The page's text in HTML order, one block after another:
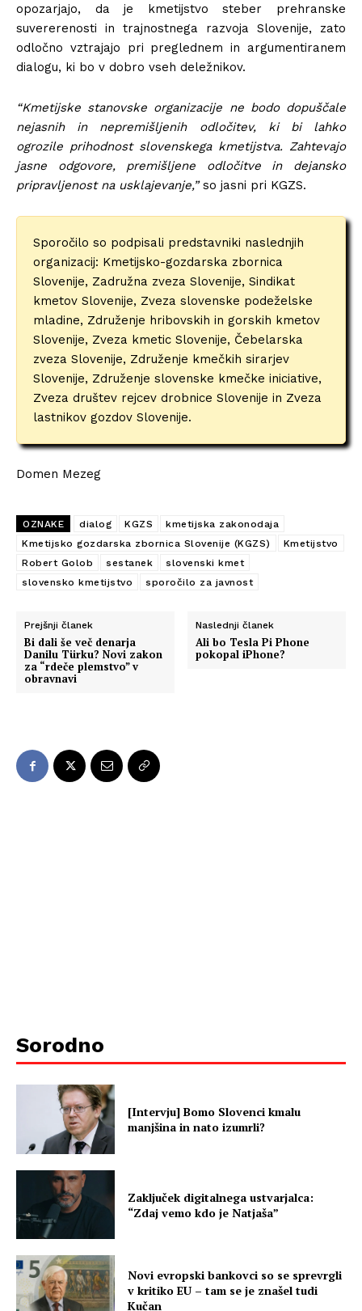
opozarjajo, da je kmetijstvo steber prehranske
suvererenosti in trajnostnega razvoja Slovenije, zato
odločno vztrajajo pri preglednem in argumentiranem
dialogu, ki bo v dobro vseh deležnikov.
“Kmetijske stanovske organizacije ne bodo dopuščale
nejasnih in nepremišljenih odločitev, ki bi lahko
ogrozile prihodnost slovenskega kmetijstva. Zahtevajo
jasne odgovore, premišljene odločitve in dejansko
pripravljenost na usklajevanje,”so jasni pri KGZS.
Sporočilo so podpisali predstavniki naslednjih
organizacij: Kmetijsko-gozdarska zbornica
Slovenije, Zadružna zveza Slovenije, Sindikat
kmetov Slovenije, Zveza slovenske podeželske
mladine, Združenje hribovskih in gorskih kmetov
Slovenije, Zveza kmetic Slovenije, Čebelarska
zveza Slovenije, Združenje kmečkih sirarjev
Slovenije, Združenje slovenske kmečke iniciative,
Zveza društev rejcev drobnice Slovenije in Zveza
lastnikov gozdov Slovenije.
Domen Mezeg
OZNAKE dialog KGZS
kmetijska zakonodaja
Kmetijsko gozdarska zbornica Slovenije (KGZS)
Kmetijstvo
Robert Golob
sestanek
slovenski kmet
slovensko kmetijstvo
sporočilo za javnost
Prejšnji članek
Bi dali še več denarja
Danilu Türku? Novi zakon
za “rdeče plemstvo” v
obravnavi
Naslednji članek
Ali bo Tesla Pi Phone
pokopal iPhone?
Sorodno
[Intervju] Bomo Slovenci kmalu
manjšina in nato izumrli?
Zaključek digitalnega ustvarjalca:
“Zdaj vemo kdo je Natjaša”
Novi evropski bankovci so se sprevrgli
v kritiko EU – tam se je znašel tudi
Kučan